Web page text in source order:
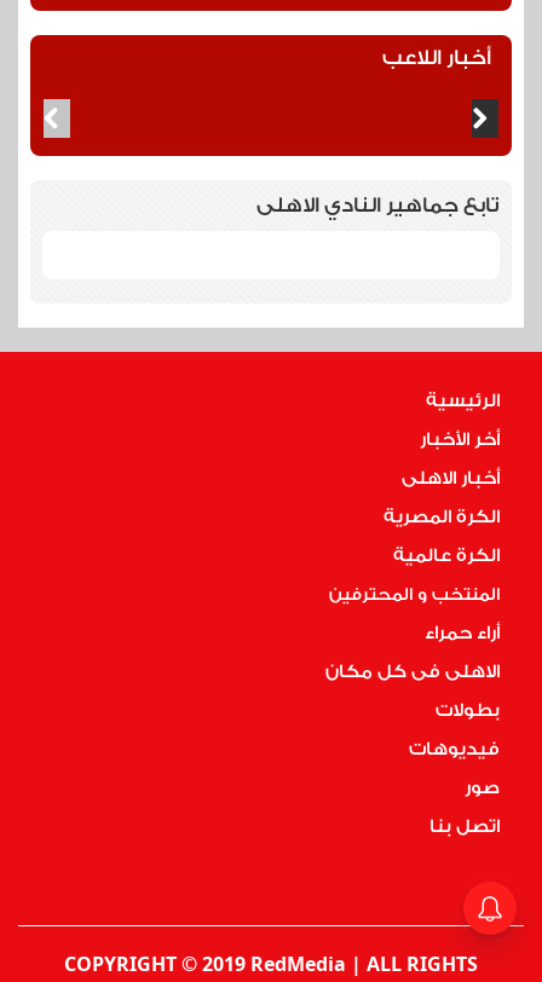
أخبار اللاعب
تابع جماهير النادي الاهلى
الرئيسية
أخر الأخبار
أخبار الاهلى
الكرة المصرية
الكرة عالمية
المنتخب و المحترفين
أراء حمراء
الاهلى فى كل مكان
بطولات
فيديوهات
صور
اتصل بنا
COPYRIGHT © 2019 RedMedia | ALL RIGHTS